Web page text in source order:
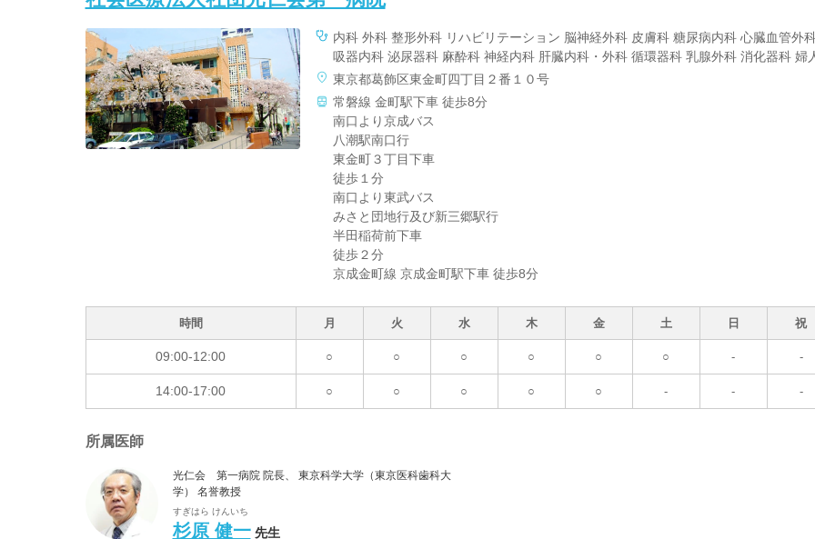
内科 外科 整形外科 リハビリテーション 脳神経外科 皮膚科 糖尿病内科 心臓血管外
吸器内科 泌尿器科 麻酔科 神経内科 肝臓内科・外科 循環器科 乳腺外科 消化器科 婦
東京都葛飾区東金町四丁目２番１０号
常磐線 金町駅下車 徒歩8分
南口より京成バス
八潮駅南口行
東金町３丁目下車
徒歩１分
南口より東武バス
みさと団地行及び新三郷駅行
半田稲荷前下車
徒歩２分
京成金町線 京成金町駅下車 徒歩8分
時間 月 火 水 木 金 土 日 祝
09:00-12:00 ○ ○ ○ ○ ○ ○ - -
14:00-17:00 ○ ○ ○ ○ ○ - - -
所属医師
光仁会 第一病院 院長、 東京科学大学（東京医科歯科大
学） 名誉教授
すぎはら けんいち
杉原 健一 先生